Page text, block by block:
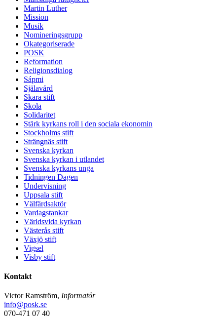
Martin Luther
Mission
Musik
Nomineringsgrupp
Okategoriserade
POSK
Reformation
Religionsdialog
Sápmi
Själavård
Skara stift
Skola
Solidaritet
Stärk kyrkans roll i den sociala ekonomin
Stockholms stift
Strängnäs stift
Svenska kyrkan
Svenska kyrkan i utlandet
Svenska kyrkans unga
Tidningen Dagen
Undervisning
Uppsala stift
Välfärdsaktör
Vardagstankar
Världsvida kyrkan
Västerås stift
Växjö stift
Vigsel
Visby stift
Kontakt
Victor Ramström, Informatör
info@posk.se
070-471 07 40